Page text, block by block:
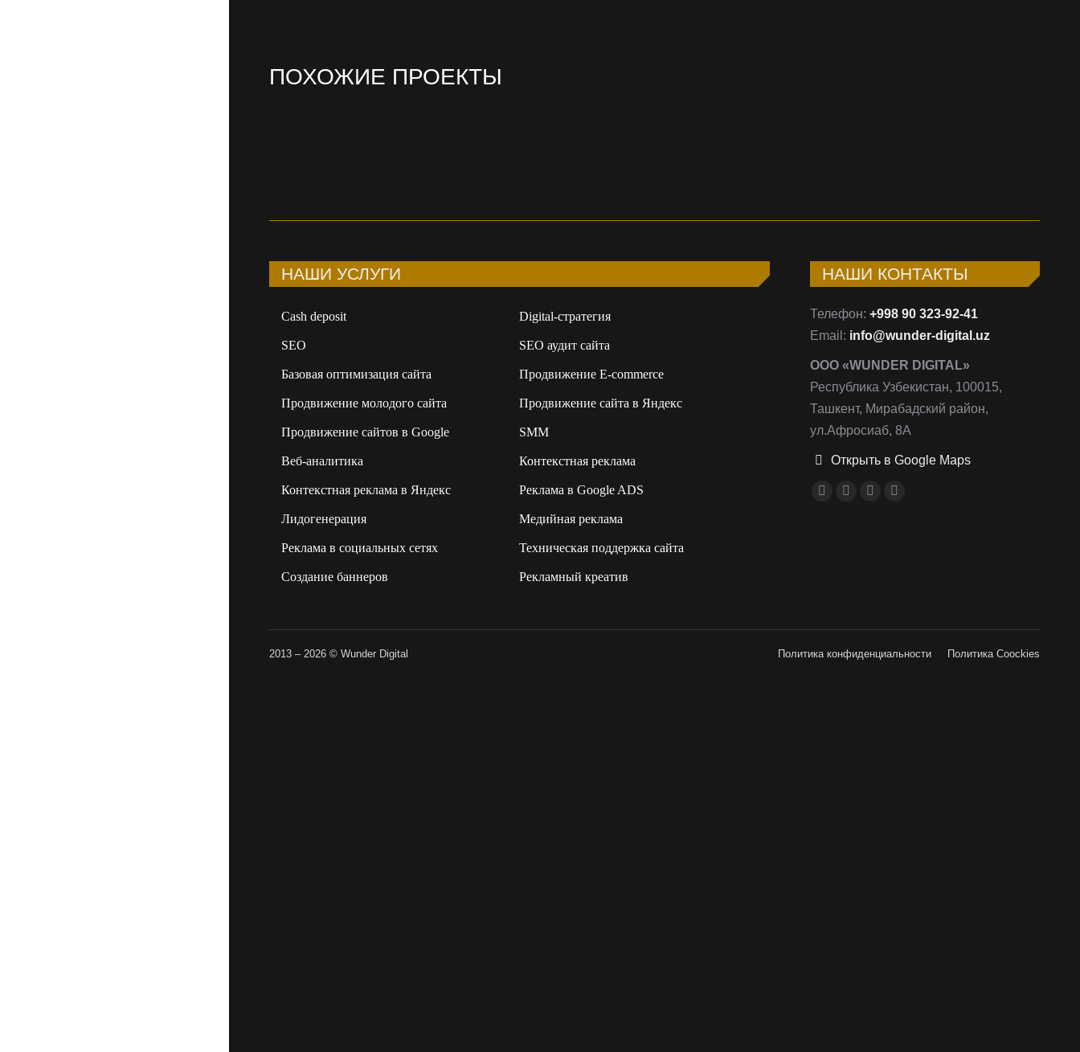
ПОХОЖИЕ ПРОЕКТЫ
НАШИ УСЛУГИ
Сash deposit
SEO
Базовая оптимизация сайта
Продвижение молодого сайта
Продвижение сайтов в Google
Веб-аналитика
Контекстная реклама в Яндекс
Лидогенерация
Реклама в социальных сетях
Создание баннеров
Digital-стратегия
SEO аудит сайта
Продвижение E-commerce
Продвижение сайта в Яндекс
SMM
Контекстная реклама
Реклама в Google ADS
Медийная реклама
Техническая поддержка сайта
Рекламный креатив
НАШИ КОНТАКТЫ
Телефон: +998 90 323-92-41
Email: info@wunder-digital.uz
ООО «WUNDER DIGITAL»
Республика Узбекистан, 100015,
Ташкент, Мирабадский район,
ул.Афросиаб, 8А
Открыть в Google Maps
Ищите нас:
2013 – 2026 © Wunder Digital Политика конфиденциальности Политика Coockies